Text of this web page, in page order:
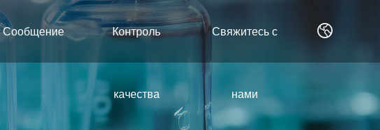
Сообщение Контроль
качества
Свяжитесь с
нами